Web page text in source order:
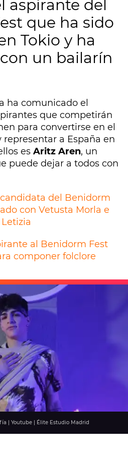
aspirante del
que ha sido
Tokio y ha
un bailarín
ha comunicado el
que competirán
para convertirse en el
representar a España en
es Aritz Aren, un
puede dejar a todos con
del Benidorm
con Vetusta Morla e
al Benidorm Fest
componer folclore
| Youtube | Élite Estudio Madrid